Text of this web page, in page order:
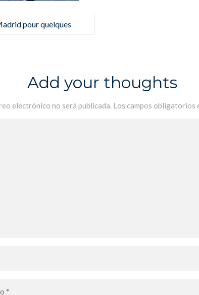
pour quelques
Add your thoughts
electrónico no será publicada. Los campos obligatorios